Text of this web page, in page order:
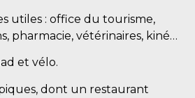
utiles : office du tourisme,
pharmacie, vétérinaires, kiné…
et vélo.
dont un restaurant